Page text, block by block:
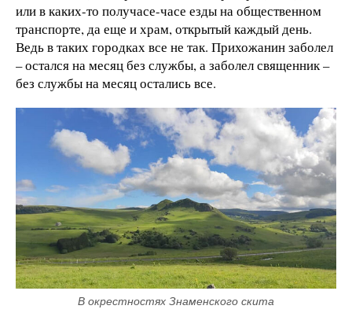
или в каких-то получасе-часе езды на общественном
транспорте, да еще и храм, открытый каждый день.
Ведь в таких городках все не так. Прихожанин заболел
– остался на месяц без службы, а заболел священник –
без службы на месяц остались все.
В окрестностях Знаменского скита